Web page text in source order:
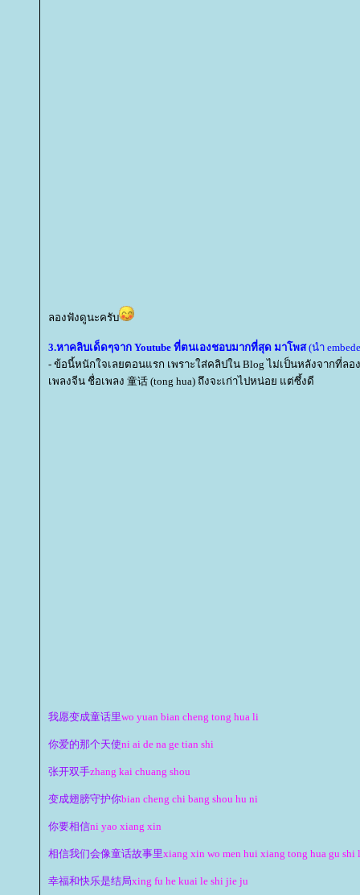
ลองฟังดูนะครับ
3.หาคลิบเด็ดๆจาก Youtube ที่ตนเองชอบมากที่สุด มาโพส(นำ
- ข้อนี้หนักใจเลยตอนแรก เพราะใส่คลิปใน Blog ไม่เป็นหลังจากที่ลอ
เพลงจีน ชื่อเพลง 童话 (tong hua) ถึงจะเก่าไปหน่อย แต่ซึ้งดี
我愿变成童话里wo yuan bian cheng tong hua li
你爱的那个天使ni ai de na ge tian shi
张开双手zhang kai chuang shou
变成翅膀守护你bian cheng chi bang shou hu ni
你要相信ni yao xiang xin
相信我们会像童话故事里xiang xin wo men hui xiang tong hua gu shi
幸福和快乐是结局xing fu he kuai le shi jie ju